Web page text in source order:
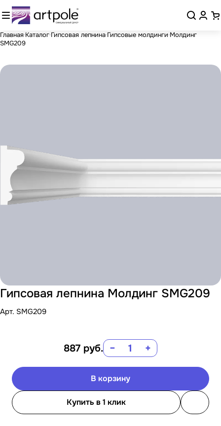
Главная Каталог Гипсовая лепнина Гипсовые молдинги Молдинг
SMG209
Гипсовая лепнина Молдинг SMG209
Арт. SMG209
887 руб. − +
В корзину
Купить в 1 клик